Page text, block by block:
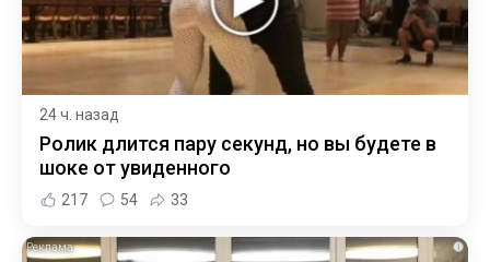
24 ч. назад
Ролик длится пару секунд, но вы будете в
шоке от увиденного
217 54 33
i